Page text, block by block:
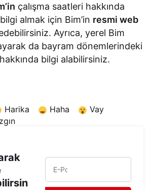
çalışma saatleri hakkında
almak için Bim’in resmi web
Ayrıca, yerel Bim
da bayram dönemlerindeki
bilgi alabilirsiniz.
Harika Haha
Vay